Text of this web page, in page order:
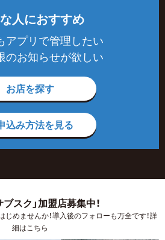
人におすすめ
アプリで管理したい
のお知らせが欲しい
お店を探す
込み方法を見る
ブスク」加盟店募集中！
じめませんか！導入後のフォローも万全です！詳
細はこちら